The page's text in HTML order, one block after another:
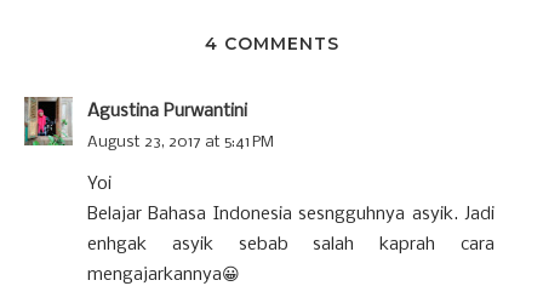
4 COMMENTS
Agustina Purwantini
August 23, 2017 at 5:41 PM
Yoi
Belajar Bahasa Indonesia sesngguhnya asyik. Jadi
enhgak asyik sebab salah kaprah cara
mengajarkannya😀